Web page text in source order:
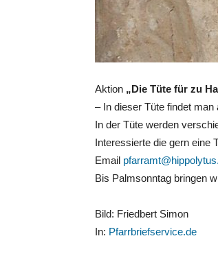
Aktion „Die Tüte für zu
– In dieser Tüte findet
In der Tüte werden
Interessierte die gern eine
Email
Bis Palmsonntag bringen
Bild: Friedbert Simon
In: Pfarrbriefservice.de